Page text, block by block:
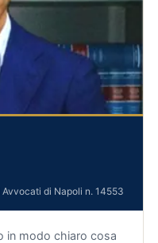
di Napoli n. 14553
in modo chiaro cosa